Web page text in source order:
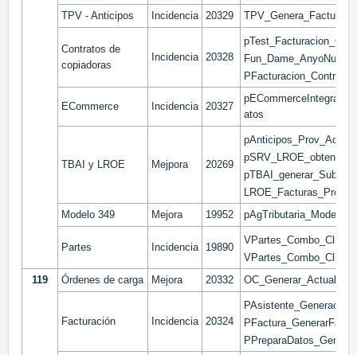
TPV - Anticipos
Incidencia 20329
Contratos de
copiadoras
Incidencia 20328
ECommerce Incidencia 20327
atos
TBAI y LROE Mejpora 20269
Modelo 349
Mejora 19952
Partes Incidencia 19890
119
Órdenes de carga Mejora 20332
Facturación Incidencia 20324